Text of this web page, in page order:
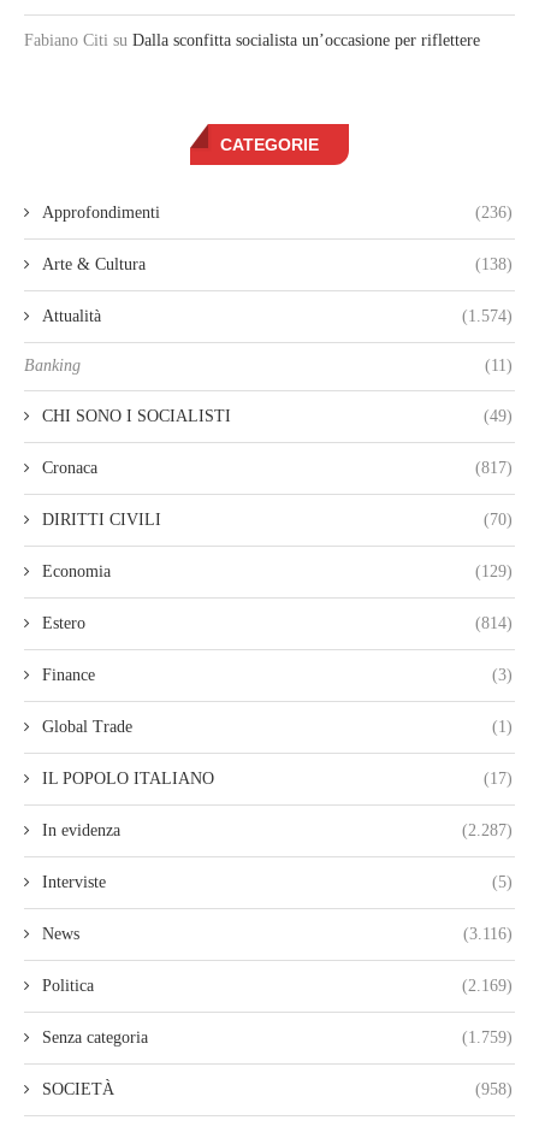
Fabiano Citi su Dalla sconfitta socialista un’occasione per riflettere
CATEGORIE
Approfondimenti (236)
Arte & Cultura (138)
Attualità (1.574)
Banking (11)
CHI SONO I SOCIALISTI (49)
Cronaca (817)
DIRITTI CIVILI (70)
Economia (129)
Estero (814)
Finance (3)
Global Trade (1)
IL POPOLO ITALIANO (17)
In evidenza (2.287)
Interviste (5)
News (3.116)
Politica (2.169)
Senza categoria (1.759)
SOCIETÀ (958)